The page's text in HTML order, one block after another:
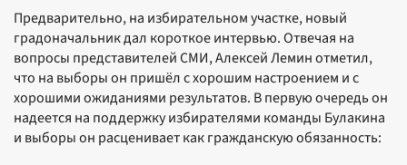
Предварительно, на избирательном участке, новый
градоначальник дал короткое интервью. Отвечая на
вопросы представителей СМИ, Алексей Лемин отметил,
что на выборы он пришёл с хорошим настроением и с
хорошими ожиданиями результатов. В первую очередь он
надеется на поддержку избирателями команды Булакина
и выборы он расценивает как гражданскую обязанность: